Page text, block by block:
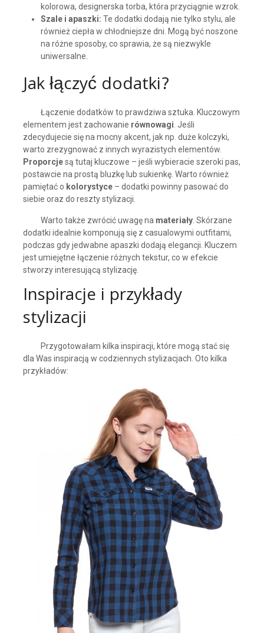
kolorowa, designerska torba, która przyciągnie wzrok.
Szale i apaszki: Te dodatki dodają nie tylko stylu, ale
również ciepła w chłodniejsze dni. Mogą być noszone
na różne sposoby, co sprawia, że są niezwykle
uniwersalne.
Jak łączyć dodatki?
Łączenie dodatków to prawdziwa sztuka. Kluczowym
elementem jest zachowanie równowagi. Jeśli
zdecydujecie się na mocny akcent, jak np. duże kolczyki,
warto zrezygnować z innych wyrazistych elementów.
Proporcjesą tutaj kluczowe – jeśli wybieracie szeroki pas,
postawcie na prostą bluzkę lub sukienkę. Warto również
pamiętać o kolorystyce– dodatki powinny pasować do
siebie oraz do reszty stylizacji.
Warto także zwrócić uwagę na materiały. Skórzane
dodatki idealnie komponują się z casualowymi outfitami,
podczas gdy jedwabne apaszki dodają elegancji. Kluczem
jest umiejętne łączenie różnych tekstur, co w efekcie
stworzy interesującą stylizację.
Inspiracje i przykłady
stylizacji
Przygotowałam kilka inspiracji, które mogą stać się
dla Was inspiracją w codziennych stylizacjach. Oto kilka
przykładów: